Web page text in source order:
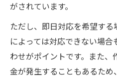
がされています。
ただし、即日対応を希望す
によっては対応できない場
わせがポイントです。また
金が発生することもあるた